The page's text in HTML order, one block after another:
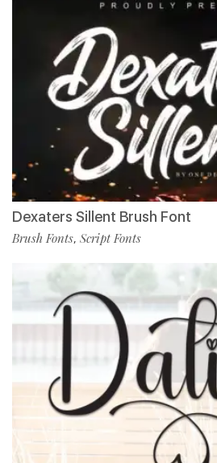
Dexaters Sillent Brush Font
Brush Fonts, Script Fonts